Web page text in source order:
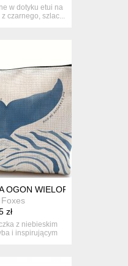
w dotyku etui na
czarnego, szlac...
OGON WIELORYBA Z
zł
z niebieskim
i inspirującym